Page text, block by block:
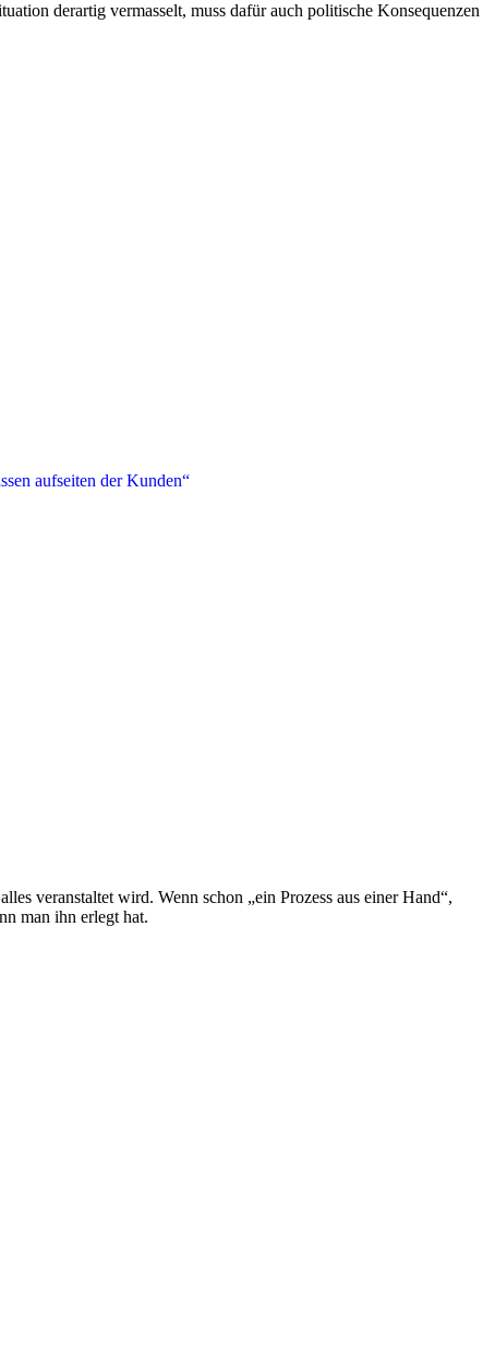
derartig vermasselt, muss dafür auch politische Konsequenzen
veranstaltet wird. Wenn schon „ein Prozess aus einer Hand“,
man ihn erlegt hat.